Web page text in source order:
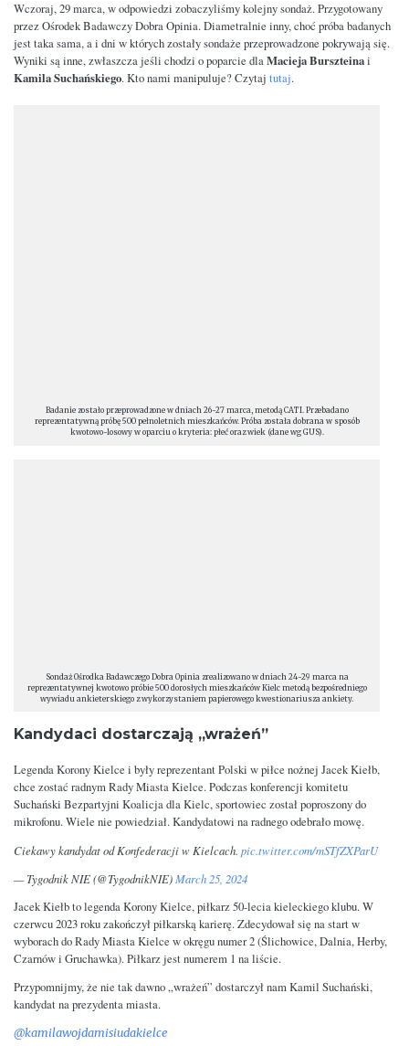
Wczoraj, 29 marca, w odpowiedzi zobaczyliśmy kolejny sondaż. Przygotowany
przez Ośrodek Badawczy Dobra Opinia. Diametralnie inny, choć próba badanych
jest taka sama, a i dni w których zostały sondaże przeprowadzone pokrywają się.
Wyniki są inne, zwłaszcza jeśli chodzi o poparcie dlaMacieja Burszteinai
Kamila Suchańskiego. Kto nami manipuluje? Czytaj tutaj.
Badanie zostało przeprowadzone w dniach 26-27 marca, metodą CATI. Przebadano
reprezentatywną próbę 500 pełnoletnich mieszkańców. Próba została dobrana w sposób
kwotowo-losowy w oparciu o kryteria: płeć oraz wiek (dane wg GUS).
Sondaż Ośrodka Badawczego Dobra Opinia zrealizowano w dniach 24-29 marca na
reprezentatywnej kwotowo próbie 500 dorosłych mieszkańców Kielc metodą bezpośredniego
wywiadu ankieterskiego z wykorzystaniem papierowego kwestionariusza ankiety.
Kandydaci dostarczają „wrażeń”
Legenda Korony Kielce i były reprezentant Polski w piłce nożnej Jacek Kiełb,
chce zostać radnym Rady Miasta Kielce. Podczas konferencji komitetu
Suchański Bezpartyjni Koalicja dla Kielc, sportowiec został poproszony do
mikrofonu. Wiele nie powiedział. Kandydatowi na radnego odebrało mowę.
Ciekawy kandydat od Konfederacji w Kielcach. pic.twitter.com/mSTfZXParU
— Tygodnik NIE (@TygodnikNIE)March 25, 2024
Jacek Kiełb to legenda Korony Kielce, piłkarz 50-lecia kieleckiego klubu. W
czerwcu 2023 roku zakończył piłkarską karierę. Zdecydował się na start w
wyborach do Rady Miasta Kielce w okręgu numer 2 (Ślichowice, Dalnia, Herby,
Czarnów i Gruchawka). Piłkarz jest numerem 1 na liście.
Przypomnijmy, że nie tak dawno „wrażeń” dostarczył nam Kamil Suchański,
kandydat na prezydenta miasta.
@kamilawojdamisiudakielce